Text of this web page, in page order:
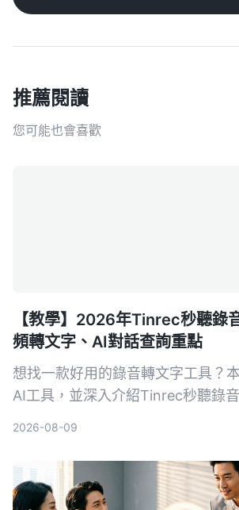
推薦閱讀
您可能也會喜歡
【教學】2026年Tinrec秒聽錄
頻轉文字、AI對話查詢重點
想找一款好用的錄音轉文字工具？
AI工具，並深入介紹Tinrec秒聽錄
2026-08-09